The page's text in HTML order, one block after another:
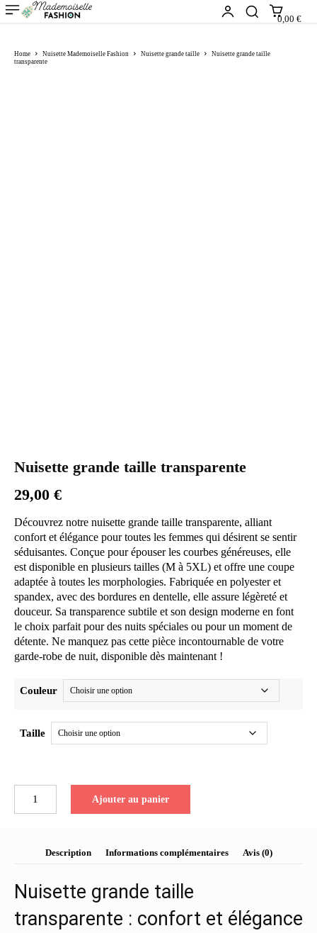
0,00 €
Home Nuisette Mademoiselle Fashion Nuisette grande taille
Nuisette grande taille
transparente
Nuisette grande taille transparente
29,00 €
Découvrez notre nuisette grande taille transparente, alliant
confort et élégance pour toutes les femmes qui désirent se sentir
séduisantes. Conçue pour épouser les courbes généreuses, elle
est disponible en plusieurs tailles (M à 5XL) et offre une coupe
adaptée à toutes les morphologies. Fabriquée en polyester et
spandex, avec des bordures en dentelle, elle assure légèreté et
douceur. Sa transparence subtile et son design moderne en font
le choix parfait pour des nuits spéciales ou pour un moment de
détente. Ne manquez pas cette pièce incontournable de votre
garde-robe de nuit, disponible dès maintenant !
Couleur
Taille
Ajouter au panier
Description Informations complémentaires Avis (0)
Nuisette grande taille
transparente : confort et élégance